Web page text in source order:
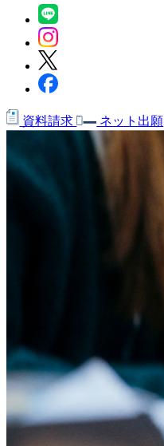
資料請求 ネット出願